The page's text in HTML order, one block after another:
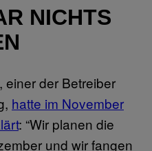
NICHTS
einer der Betreiber
hatte im November
: “Wir planen die
und wir fangen